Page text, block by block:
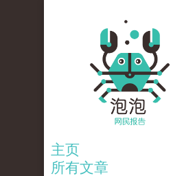
主页
所有文章